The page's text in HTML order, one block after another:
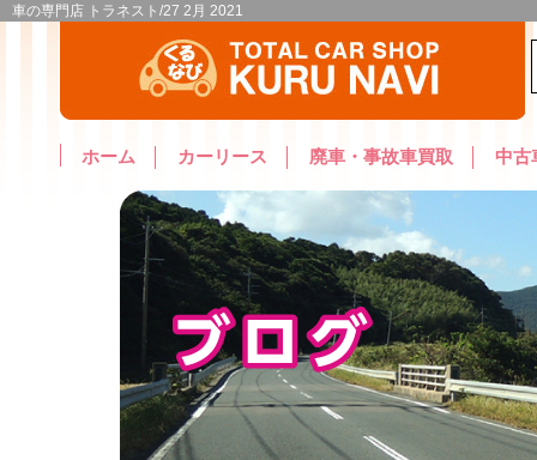
車の専門店 トラネスト/27 2月 2021
ホーム カーリース 廃車・事故車買取 中古